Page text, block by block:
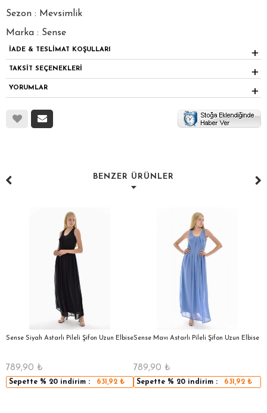
Sezon : Mevsimlik
Marka : Sense
İADE & TESLİMAT KOŞULLARI
TAKSİT SEÇENEKLERİ
YORUMLAR
BENZER ÜRÜNLER
Sense Siyah Astarlı Pileli Şifon Uzun Elbise
789,90 ₺
Sepette % 20 indirim : 631,92₺
Sense Mavı Astarlı Pileli Şifon Uzun Elbise
789,90 ₺
Sepette % 20 indirim : 631,92₺